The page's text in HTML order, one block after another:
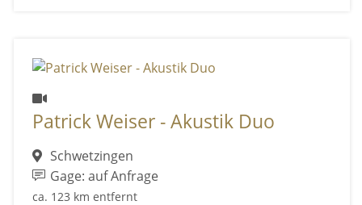
Patrick Weiser - Akustik Duo
Schwetzingen
Gage: auf Anfrage
ca. 123 km entfernt